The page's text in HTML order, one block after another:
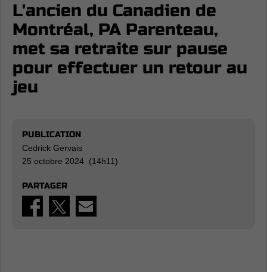
L'ancien du Canadien de
Montréal, PA Parenteau,
met sa retraite sur pause
pour effectuer un retour au
jeu
PUBLICATION
Cedrick Gervais
25 octobre 2024 (14h11)
PARTAGER